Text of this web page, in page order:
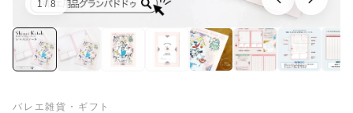
1 / 8
画像：1／8
バレエ雑貨・ギフト